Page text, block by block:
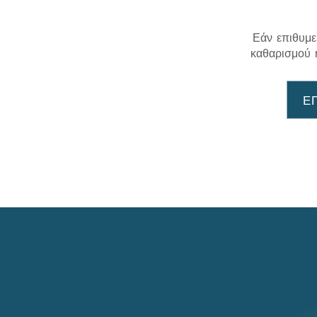
Εάν
καθαρισμού